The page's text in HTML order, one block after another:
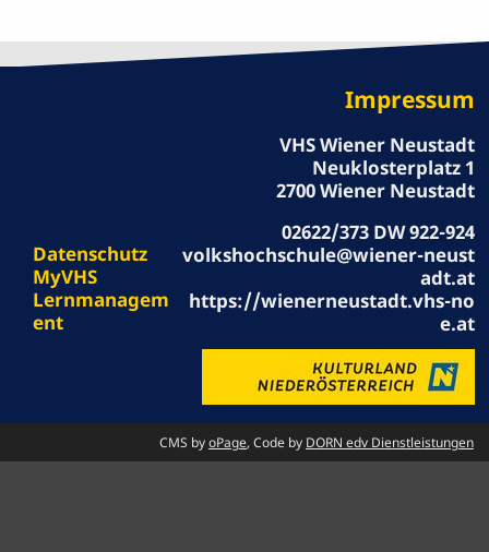
Datenschutz
MyVHS
Lernmanagem
ent
Impressum
VHS Wiener Neustadt
Neuklosterplatz 1
2700 Wiener Neustadt
02622/373 DW 922-924
volkshochschule@wiener-neust
adt.at
https://wienerneustadt.vhs-no
e.at
CMS byoPage, Code by DORN edv Dienstleistungen